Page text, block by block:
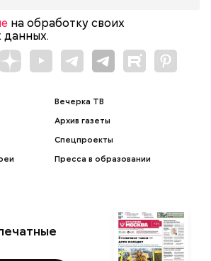
на обработку своих
данных.
Вечерка ТВ
Архив газеты
Спецпроекты
Пресса в образовании